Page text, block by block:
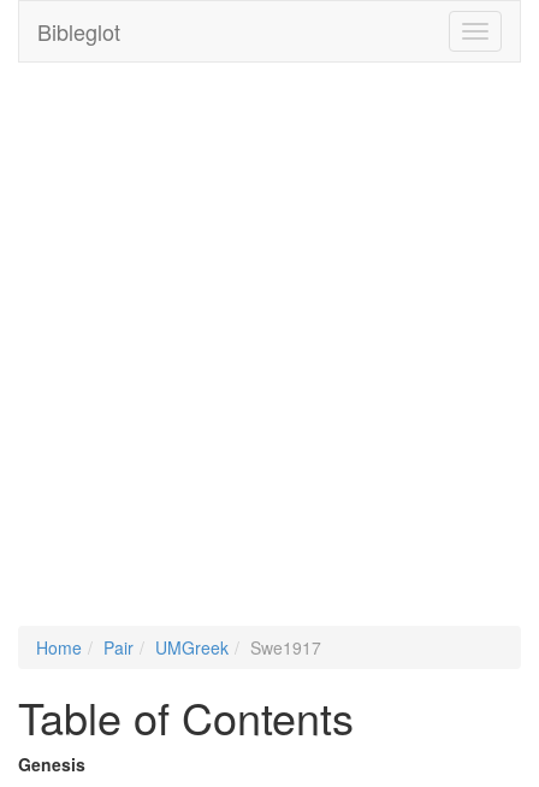
Toggle
Bibleglot
Home Pair UMGreek Swe1917
Table of Contents
Genesis